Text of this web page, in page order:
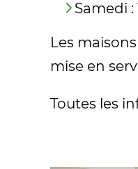
Samedi :
Les
mise en
Toutes les